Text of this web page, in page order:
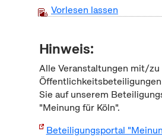
Vorlesen lassen
Hinweis:
Alle Veranstaltungen mit/zu
Sie auf unserem
"Meinung für Köln".
Beteiligungsportal